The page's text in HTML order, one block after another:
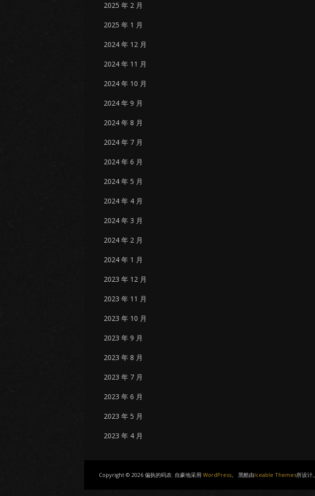
2025 年 2 月
2025 年 1 月
2024 年 12 月
2024 年 11 月
2024 年 10 月
2024 年 9 月
2024 年 8 月
2024 年 7 月
2024 年 6 月
2024 年 5 月
2024 年 4 月
2024 年 3 月
2024 年 2 月
2024 年 1 月
2023 年 12 月
2023 年 11 月
2023 年 10 月
2023 年 9 月
2023 年 8 月
2023 年 7 月
2023 年 6 月
2023 年 5 月
2023 年 4 月
Copyright © 2026 偏执的码农. 自豪地采用 WordPress。 黑酷由Iceable Themes所设计。